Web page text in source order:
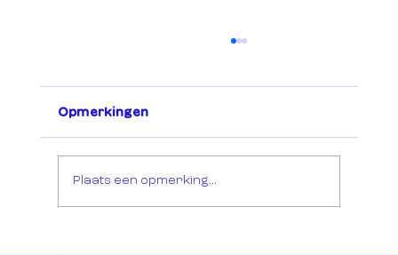
Opmerkingen
Plaats een opmerking...